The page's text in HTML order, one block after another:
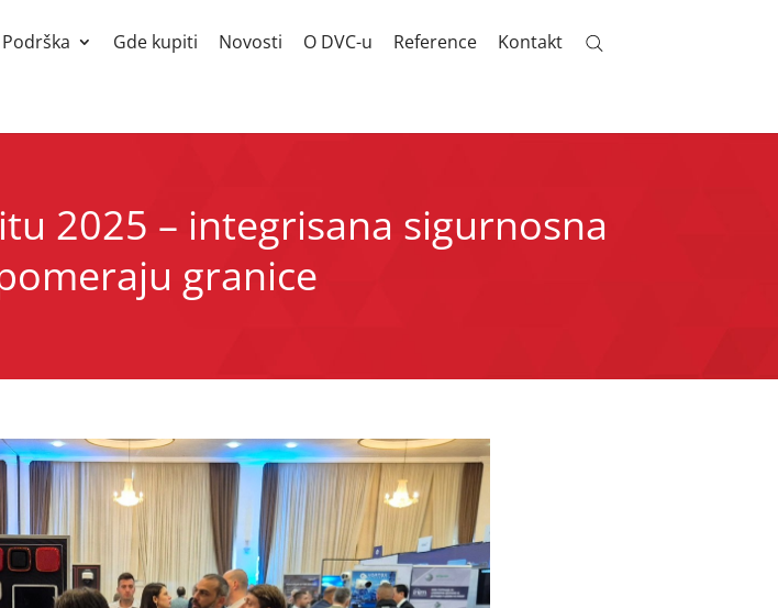
Podrška Gde kupiti Novosti O DVC-u Reference Kontakt
2025 – integrisana sigurnosna
granice